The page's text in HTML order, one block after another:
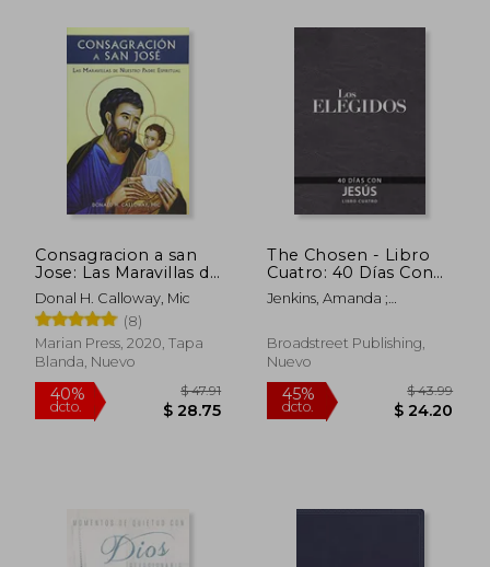
45%
dcto.
$ 52.61
$ 28.93
40%
dcto.
Consagracion a san
Jose: Las Maravillas de
Nuestro Padre
Espiritual
Donal H. Calloway, Mic
(8)
Marian Press, 2020, Tapa
Blanda, Nuevo
The Chosen - Libro
Cuatro: 40 Días Con
Jesús
Jenkins, Amanda ;
Dallas
Broadstreet Publishing,
Nuevo